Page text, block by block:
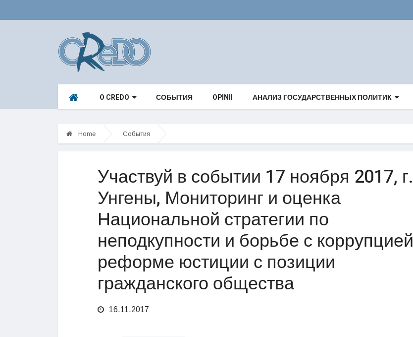
O CREDO СОБЫТИЯ OPINII АНАЛИЗ ГОСУДАРСТВЕННЫХ ПОЛИТИК
Home События
Участвуй в событии 17 ноября 2017, г.
Унгены, Мониторинг и оценка
Национальной стратегии по
неподкупности и борьбе с коррупцией
реформе юстиции с позиции
гражданского общества
16.11.2017